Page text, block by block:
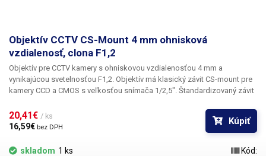
Objektív CCTV CS-Mount 4 mm ohnisková
vzdialenosť, clona F1,2
Objektív pre CCTV kamery s ohniskovou vzdialenosťou 4 mm a
vynikajúcou svetelnosťou F1,2. Objektív má klasický závit CS-mount pre
kamery CCD a CMOS s veľkosťou snímača 1/2,5". Štandardizovaný závit
štandard. Objektív nemá clonu, zaostrovanie sa vykonáva manuálne
(pevné zaostrenie).
20,41€ / ks
16,59€ bez DPH
Kúpiť
skladom 1 ks
Kód: